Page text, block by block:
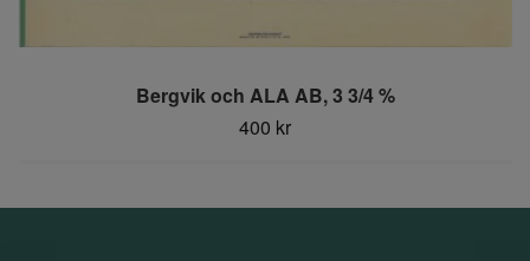
Bergvik och ALA AB, 3 3/4 %
400 kr